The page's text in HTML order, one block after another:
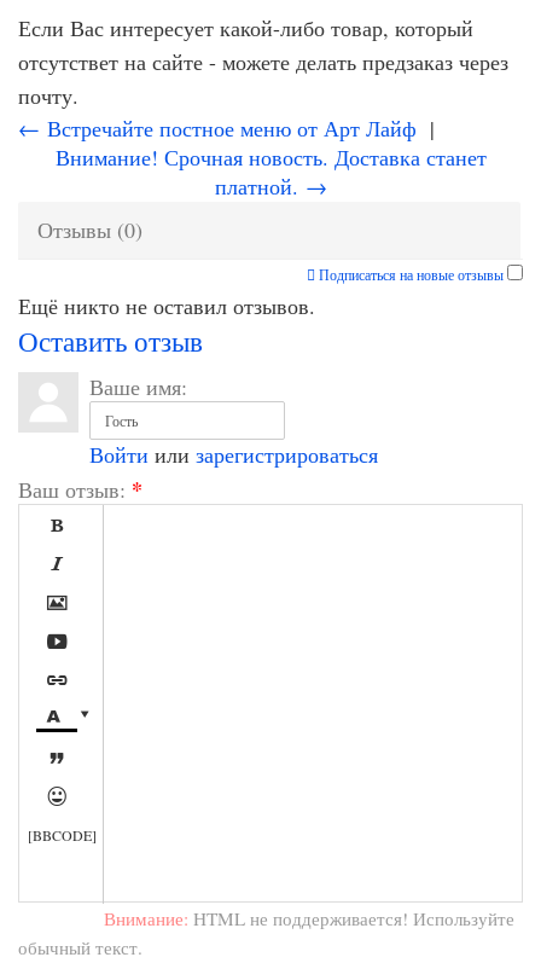
Если Вас интересует какой-либо товар, который
отсутствет на сайте - можете делать предзаказ через
почту.
← Встречайте постное меню от Арт Лайф |
Внимание! Срочная новость. Доставка станет
платной. →
Отзывы (0)
Подписаться на новые отзывы
Ещё никто не оставил отзывов.
Оставить отзыв
Ваше имя:
Войти или зарегистрироваться
Ваш отзыв: *









[BBCODE]
Внимание: HTML не поддерживается! Используйте
обычный текст.